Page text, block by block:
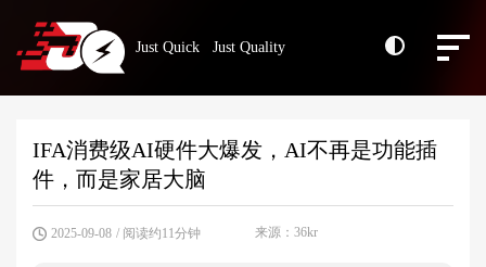
Just Quick Just Quality
IFA消费级AI硬件大爆发，AI不再是功能插
件，而是家居大脑
2025-09-08 / 阅读约11分钟 来源：36kr